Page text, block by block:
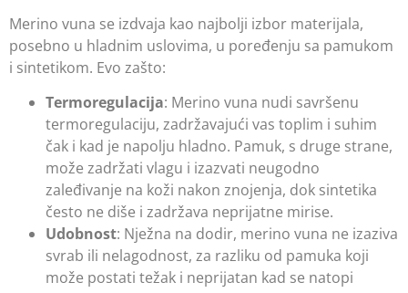
Merino vuna se izdvaja kao najbolji izbor materijala,
posebno u hladnim uslovima, u poređenju sa pamukom
i sintetikom. Evo zašto:
Termoregulacija: Merino vuna nudi savršenu
termoregulaciju, zadržavajući vas toplim i suhim
čak i kad je napolju hladno. Pamuk, s druge strane,
može zadržati vlagu i izazvati neugodno
zaleđivanje na koži nakon znojenja, dok sintetika
često ne diše i zadržava neprijatne mirise.
Udobnost: Nježna na dodir, merino vuna ne izaziva
svrab ili nelagodnost, za razliku od pamuka koji
može postati težak i neprijatan kad se natopi